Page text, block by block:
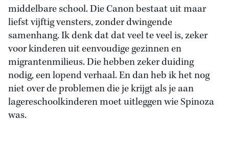
middelbare school. Die Canon bestaat uit maar
liefst vijftig vensters, zonder dwingende
samenhang. Ik denk dat dat veel te veel is, zeker
voor kinderen uit eenvoudige gezinnen en
migrantenmilieus. Die hebben zeker duiding
nodig, een lopend verhaal. En dan heb ik het nog
niet over de problemen die je krijgt als je aan
lagereschoolkinderen moet uitleggen wie Spinoza
was.